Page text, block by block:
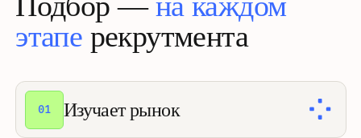
[ АНАЛИТИКА РЫНКА ]
Проверьте, реалистичны ли условия
вакансии.
Аналитика по 12 параметрам покажет,